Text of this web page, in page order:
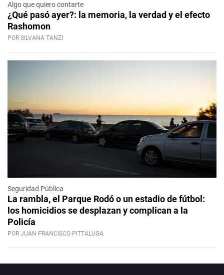
Algo que quiero contarte
¿Qué pasó ayer?: la memoria, la verdad y el efecto
Rashomon
POR SILVANA TANZI
Seguridad Pública
La rambla, el Parque Rodó o un estadio de fútbol:
los homicidios se desplazan y complican a la
Policía
POR JUAN FRANCISCO PITTALUGA